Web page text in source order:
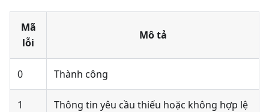
Mã
lỗi
Mô tả
0 Thành công
1 Thông tin yêu cầu thiếu hoặc không hợp lệ